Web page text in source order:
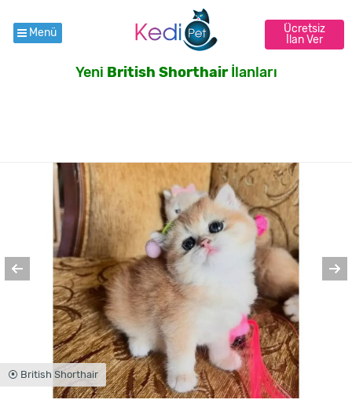
Menü
Ücretsiz
İlan Ver
Yeni British Shorthairİlanları
⦿ British Shorthair